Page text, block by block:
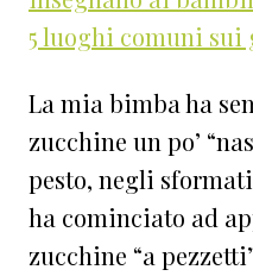
5 luoghi comuni
La mia bimba ha
zucchine un po’
pesto, negli
ha cominciato ad
zucchine “a